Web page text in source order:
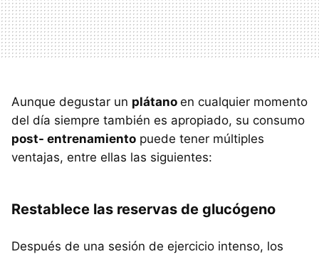
Aunque degustar un plátano en cualquier momento
del día siempre también es apropiado, su consumo
post- entrenamiento puede tener múltiples
ventajas, entre ellas las siguientes:
Restablece las reservas de glucógeno
Después de una sesión de ejercicio intenso, los